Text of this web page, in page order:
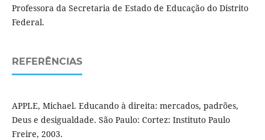
Professora da Secretaria de Estado de Educação do Distrito
Federal.
REFERÊNCIAS
APPLE, Michael. Educando à direita: mercados, padrões,
Deus e desigualdade. São Paulo: Cortez: Instituto Paulo
Freire, 2003.